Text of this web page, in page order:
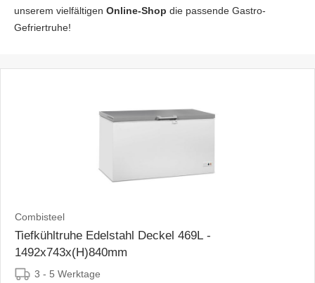
unserem vielfältigen Online-Shop die passende Gastro-
Gefriertruhe!
Combisteel
Tiefkühltruhe Edelstahl Deckel 469L -
1492x743x(H)840mm
3 - 5 Werktage